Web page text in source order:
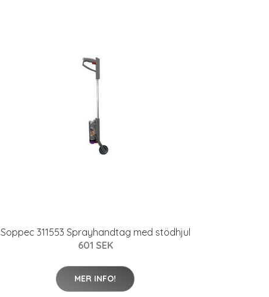
Soppec 311553 Sprayhandtag med stödhjul
601 SEK
MER INFO!